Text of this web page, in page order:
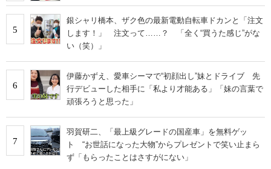
5
銀シャリ橋本、ザク色の最新電動自転車ドカンと「注文
します！」 注文って……？ 「全く“買うた感じ”がな
い（笑）」
6
伊藤かずえ、愛車シーマで“初顔出し”妹とドライブ 先
行デビューした相手に「私より才能ある」「妹の言葉で
頑張ろうと思った」
7
羽賀研二、「最上級グレードの国産車」を無料ゲッ
ト “お世話になった大物”からプレゼントで笑い止まら
ず「もらったことはさすがにない」